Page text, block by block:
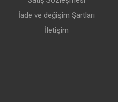
İade ve değişim Şartları
İletişim